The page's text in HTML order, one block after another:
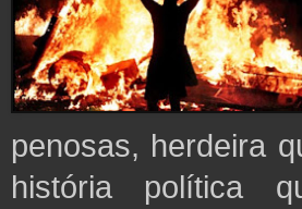
penosas, herdeira
história política